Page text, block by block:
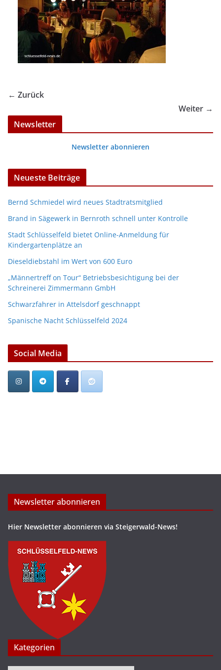
← Zurück
Weiter →
Newsletter
Newsletter abonnieren
Neueste Beiträge
Bernd Schmiedel wird neues Stadtratsmitglied
Brand in Sägewerk in Bernroth schnell unter Kontrolle
Stadt Schlüsselfeld bietet Online-Anmeldung für
Kindergartenplätze an
Dieseldiebstahl im Wert von 600 Euro
„Männertreff on Tour“ Betriebsbesichtigung bei der
Schreinerei Zimmermann GmbH
Schwarzfahrer in Attelsdorf geschnappt
Spanische Nacht Schlüsselfeld 2024
Social Media
Newsletter abonnieren
Hier Newsletter abonnieren via Steigerwald-News!
Kategorien